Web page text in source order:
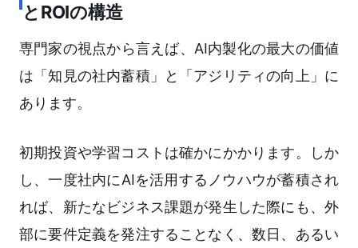
とROIの構造
専門家の視点から言えば、AI内製化の最大の価値
は「知見の社内蓄積」と「アジリティの向上」に
あります。
初期投資や学習コストは確かにかかります。しか
し、一度社内にAIを活用するノウハウが蓄積され
れば、新たなビジネス課題が発生した際にも、外
部に要件定義を発注することなく、数日、あるい